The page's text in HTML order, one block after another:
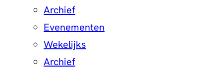
Archief
Evenementen
Wekelijks
Archief